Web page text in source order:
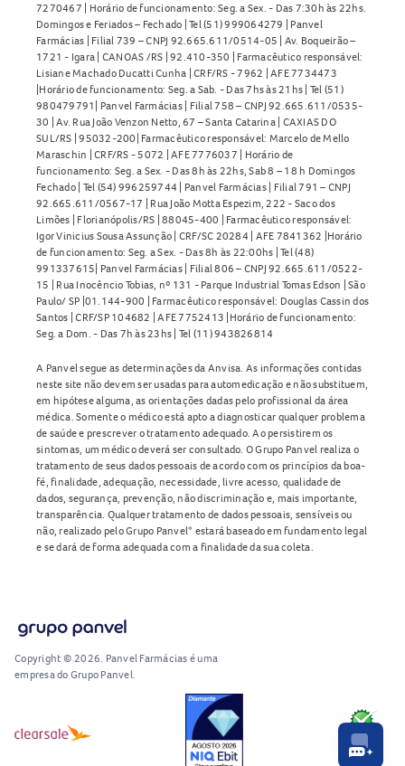
7270467 | Horário de funcionamento: Seg. a Sex. - Das 7:30h às 22hs.
Domingos e Feriados – Fechado | Tel (51) 999064279 | Panvel
Farmácias | Filial 739 – CNPJ 92.665.611/0514-05 | Av. Boqueirão –
1721 - Igara | CANOAS /RS | 92.410-350 | Farmacêutico responsável:
Lisiane Machado Ducatti Cunha | CRF/RS - 7962 | AFE 7734473
|Horário de funcionamento: Seg. a Sab. - Das 7hs às 21hs | Tel (51)
980479791| Panvel Farmácias | Filial 758 – CNPJ 92.665.611/0535-
30 | Av. Rua João Venzon Netto, 67 – Santa Catarina | CAXIAS DO
SUL/RS | 95032-200| Farmacêutico responsável: Marcelo de Mello
Maraschin | CRF/RS - 5072 | AFE 7776037 | Horário de
funcionamento: Seg. a Sex. - Das 8h às 22hs, Sab 8 – 18 h Domingos
Fechado | Tel (54) 996259744 | Panvel Farmácias | Filial 791 – CNPJ
92.665.611/0567-17 | Rua João Motta Espezim, 222 - Saco dos
Limões | Florianópolis/RS | 88045-400 | Farmacêutico responsável:
Igor Vinicius Sousa Assunção | CRF/SC 20284 | AFE 7841362 |Horário
de funcionamento: Seg. a Sex. - Das 8h às 22:00hs | Tel (48)
991337615| Panvel Farmácias | Filial 806 – CNPJ 92.665.611/0522-
15 | Rua Inocêncio Tobias, nº 131 - Parque Industrial Tomas Edson | São
Paulo/ SP |01.144-900 | Farmacêutico responsável: Douglas Cassin dos
Santos | CRF/SP 104682 | AFE 7752413 |Horário de funcionamento:
Seg. a Dom. - Das 7h às 23hs | Tel (11) 943826814
A Panvel segue as determinações da Anvisa. As informações contidas
neste site não devem ser usadas para automedicação e não substituem,
em hipótese alguma, as orientações dadas pelo profissional da área
médica. Somente o médico está apto a diagnosticar qualquer problema
de saúde e prescrever o tratamento adequado. Ao persistirem os
sintomas, um médico deverá ser consultado. O Grupo Panvel realiza o
tratamento de seus dados pessoais de acordo com os princípios da boa-
fé, finalidade, adequação, necessidade, livre acesso, qualidade de
dados, segurança, prevenção, não discriminação e, mais importante,
transparência. Qualquer tratamento de dados pessoais, sensíveis ou
não, realizado pelo Grupo Panvel* estará baseado em fundamento legal
e se dará de forma adequada com a finalidade da sua coleta.
Copyright © 2026. Panvel Farmácias é uma
empresa do Grupo Panvel.
RA1000